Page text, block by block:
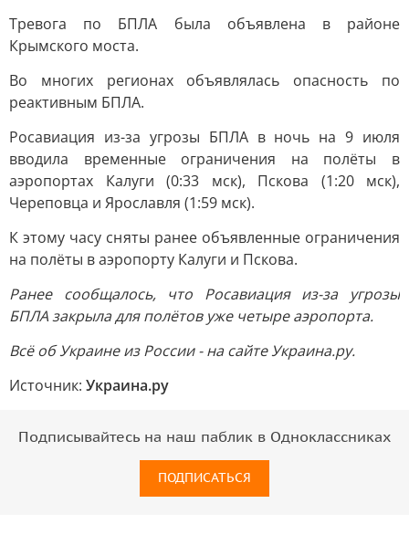
Тревога по БПЛА была объявлена в районе
Крымского моста.
Во многих регионах объявлялась опасность по
реактивным БПЛА.
Росавиация из-за угрозы БПЛА в ночь на 9 июля
вводила временные ограничения на полёты в
аэропортах Калуги (0:33 мск), Пскова (1:20 мск),
Череповца и Ярославля (1:59 мск).
К этому часу сняты ранее объявленные ограничения
на полёты в аэропорту Калуги и Пскова.
Ранее сообщалось, что Росавиация из-за угрозы
БПЛА закрыла для полётов уже четыре аэропорта.
Всё об Украине из России - на сайте Украина.ру.
Источник: Украина.ру
Подписывайтесь на наш паблик в Одноклассниках
ПОДПИСАТЬСЯ